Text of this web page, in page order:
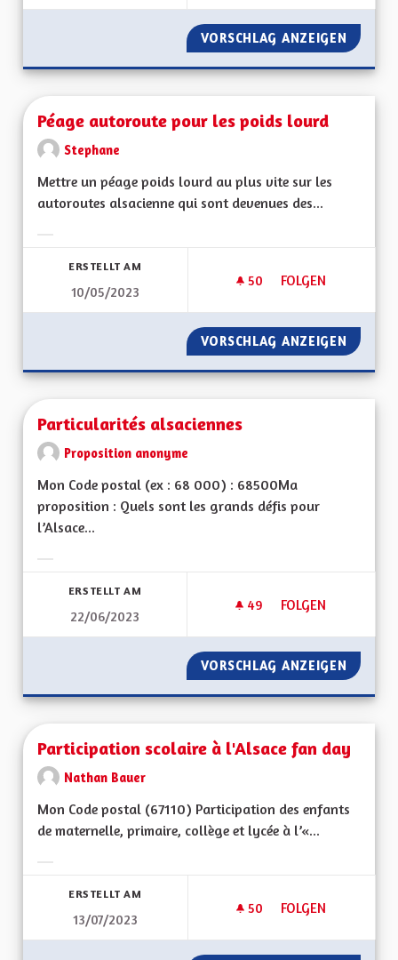
VORSCHLAG ANZEIGEN
Péage autoroute pour les poids lourd
Stephane
Mettre un péage poids lourd au plus vite sur les
autoroutes alsacienne qui sont devenues des...
ERSTELLT AM
10/05/2023
50 50 FOLLOWER
FOLGEN
PÉAGE
VORSCHLAG ANZEIGEN
Particularités alsaciennes
Proposition anonyme
Mon Code postal (ex : 68 000) : 68500Ma
proposition : Quels sont les grands défis pour
l’Alsace...
ERSTELLT AM
22/06/2023
49 49 FOLLOWER
FOLGEN
PARTICULARITÉS
VORSCHLAG ANZEIGEN
Participation scolaire à l'Alsace fan day
Nathan Bauer
Mon Code postal (67110) Participation des enfants
de maternelle, primaire, collège et lycée à l’«...
ERSTELLT AM
13/07/2023
50 50 FOLLOWER
FOLGEN
PARTICIPATION